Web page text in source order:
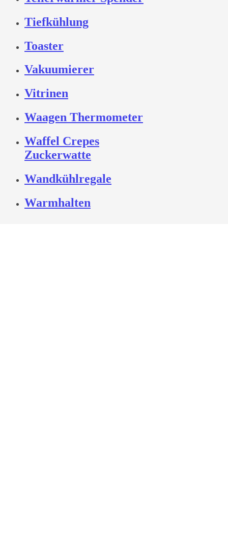
Tiefkühlung
Toaster
Vakuumierer
Vitrinen
Waagen Thermometer
Waffel Crepes
Zuckerwatte
Wandkühlregale
Warmhalten